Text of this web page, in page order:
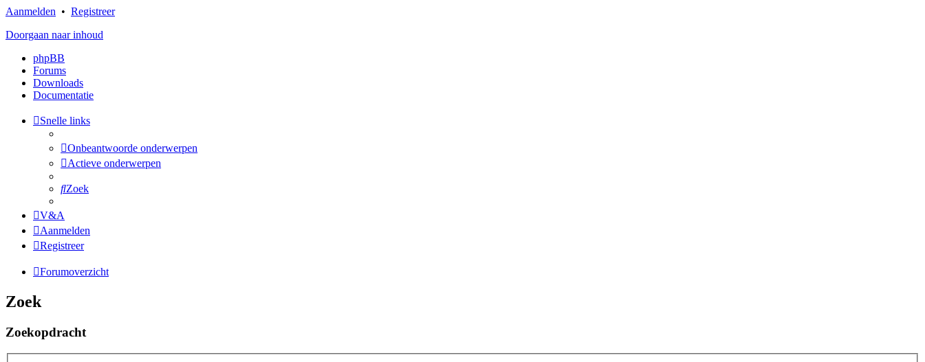
Aanmelden • Registreer
Doorgaan naar inhoud
phpBB
Forums
Downloads
Documentatie
Snelle links
Onbeantwoorde onderwerpen
Actieve onderwerpen
Zoek
V&A
Aanmelden
Registreer
Forumoverzicht
Zoek
Zoekopdracht